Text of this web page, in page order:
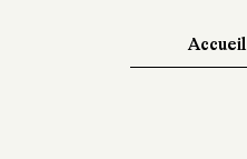
Accueil